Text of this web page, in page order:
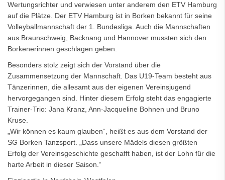
Wertungsrichter und verwiesen unter anderem den ETV Hamburg
auf die Plätze. Der ETV Hamburg ist in Borken bekannt für seine
Volleyballmannschaft der 1. Bundesliga. Auch die Mannschaften
aus Braunschweig, Backnang und Hannover mussten sich den
Borkenerinnen geschlagen geben.
Besonders stolz zeigt sich der Vorstand über die
Zusammensetzung der Mannschaft. Das U19-Team besteht aus
Tänzerinnen, die allesamt aus der eigenen Vereinsjugend
hervorgegangen sind. Hinter diesem Erfolg steht das engagierte
Trainer-Trio: Jana Kranz, Ann-Jacqueline Bohnen und Bruno
Kruse.
„Wir können es kaum glauben“, heißt es aus dem Vorstand der
SG Borken Tanzsport. „Dass unsere Mädels diesen größten
Erfolg der Vereinsgeschichte geschafft haben, ist der Lohn für die
harte Arbeit in dieser Saison.“